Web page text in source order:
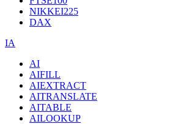
NIKKEI225
DAX
IA
AI
AIFILL
AIEXTRACT
AITRANSLATE
AITABLE
AILOOKUP